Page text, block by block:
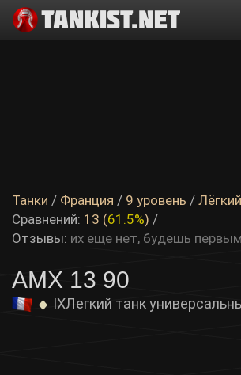
Танки / Франция / 9 уровень /
Сравнений: 13 (61.5%) /
Отзывы: их еще нет, будешь
AMX 13 90
IXЛегкий танк